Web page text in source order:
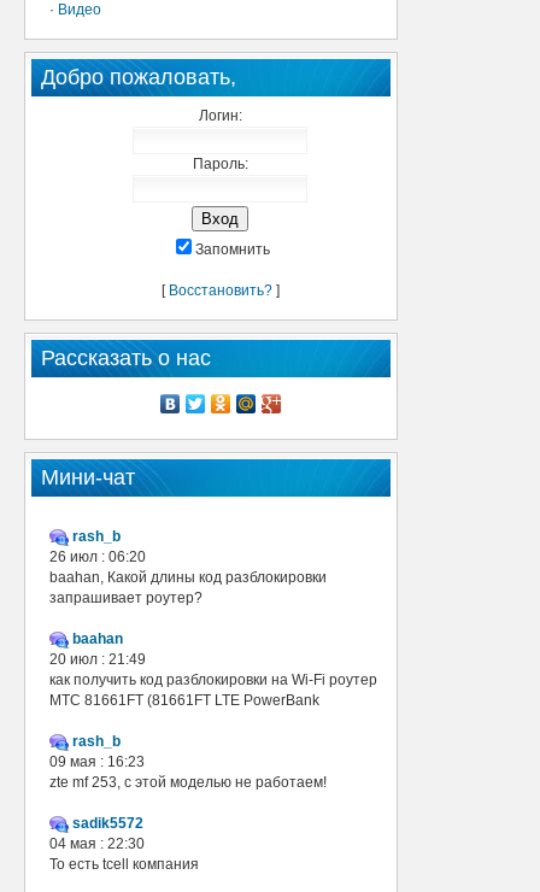
· Видео
Добро пожаловать,
Логин:
Пароль:
Запомнить
[ Восстановить?]
Рассказать о нас
Мини-чат
rash_b
26 июл : 06:20
baahan, Какой длины код разблокировки
запрашивает роутер?
baahan
20 июл : 21:49
как получить код разблокировки на Wi-Fi роутер
МТС 81661FT (81661FT LTE PowerBank
rash_b
09 мая : 16:23
zte mf 253, с этой моделью не работаем!
sadik5572
04 мая : 22:30
То есть tcell компания